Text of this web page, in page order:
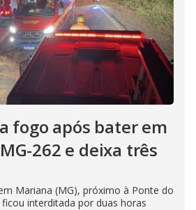
fogo após bater em
262 e deixa três
Mariana (MG), próximo à Ponte do
interditada por duas horas